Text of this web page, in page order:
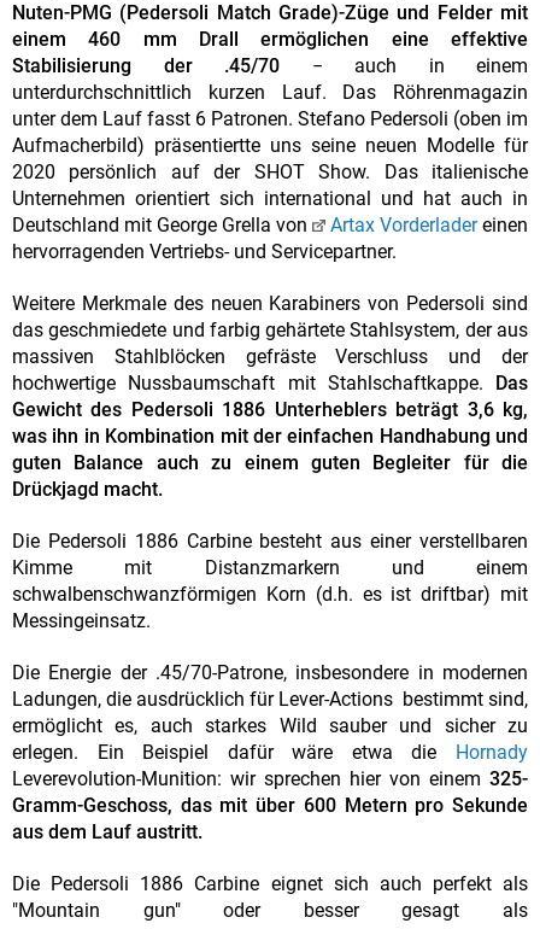
Nuten-PMG (Pedersoli Match Grade)-Züge und Felder mit
einem 460 mm Drall ermöglichen eine effektive
Stabilisierung der .45/70 − auch in einem
unterdurchschnittlich kurzen Lauf. Das Röhrenmagazin
unter dem Lauf fasst 6 Patronen. Stefano Pedersoli (oben im
Aufmacherbild) präsentiertte uns seine neuen Modelle für
2020 persönlich auf der SHOT Show. Das italienische
Unternehmen orientiert sich international und hat auch in
Deutschland mit George Grella von
Artax Vorderladereinen
hervorragenden Vertriebs- und Servicepartner.
Weitere Merkmale des neuen Karabiners von Pedersoli sind
das geschmiedete und farbig gehärtete Stahlsystem, der aus
massiven Stahlblöcken gefräste Verschluss und der
hochwertige Nussbaumschaft mit Stahlschaftkappe.
Das
Gewicht des Pedersoli 1886 Unterheblers beträgt 3,6 kg,
was ihn in Kombination mit der einfachen Handhabung und
guten Balance auch zu einem guten Begleiter für die
Drückjagd macht.
Die Pedersoli 1886 Carbine besteht aus einer verstellbaren
Kimme mit Distanzmarkern und einem
schwalbenschwanzförmigen Korn (d.h. es ist driftbar) mit
Messingeinsatz.
Die Energie der .45/70-Patrone, insbesondere in modernen
Ladungen, die ausdrücklich für Lever-Actions bestimmt sind,
ermöglicht es, auch starkes Wild sauber und sicher zu
erlegen. Ein Beispiel dafür wäre etwa die
Hornady
Leverevolution-Munition: wir sprechen hier von einem 325-
Gramm-Geschoss, das mit über 600 Metern pro Sekunde
aus dem Lauf austritt.
Die Pedersoli 1886 Carbine eignet sich auch perfekt als
"Mountain gun" oder besser gesagt als